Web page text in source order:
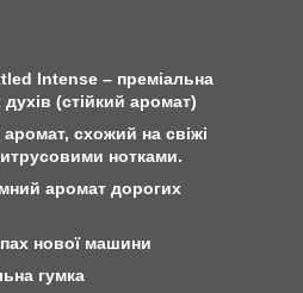
Intense – преміальна
(стійкий аромат)
схожий на свіжі
нотками.
аромат дорогих
нової машини
гумка